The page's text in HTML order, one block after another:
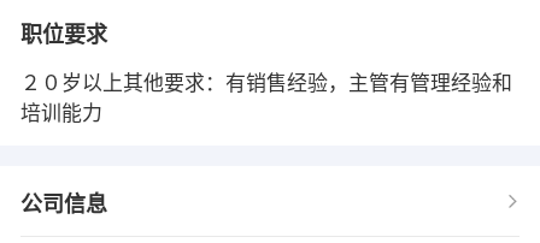
职位要求
２０岁以上其他要求：有销售经验，主管有管理经验和
培训能力
公司信息